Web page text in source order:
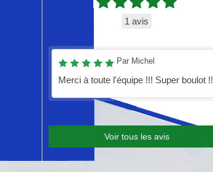
1 avis
Par Michel
Merci à toute l'équipe !!! Super boulot !!
Voir tous les avis